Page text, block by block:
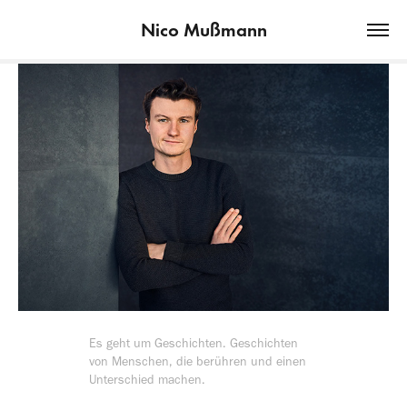
Nico Mußmann
Es geht um Geschichten. Geschichten
von Menschen, die berühren und einen
Unterschied machen.